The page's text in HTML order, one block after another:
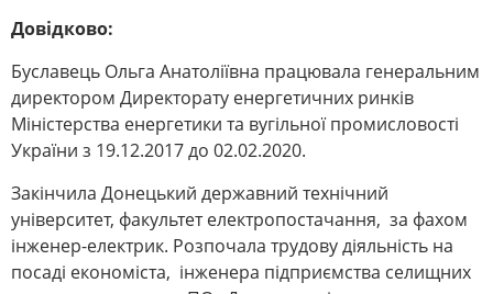
Довідково:
Буславець Ольга Анатоліївна працювала ​генеральним
директором Директорату енергетичних ринків
Міністерства енергетики та вугільної промисловості
України з 19.12.2017 до 02.02.2020.
Закінчила Донецький державний технічний
університет, факультет електропостачання, за фахом
інженер-електрик. Розпочала трудову діяльність на
посаді економіста, інженера підприємства селищних